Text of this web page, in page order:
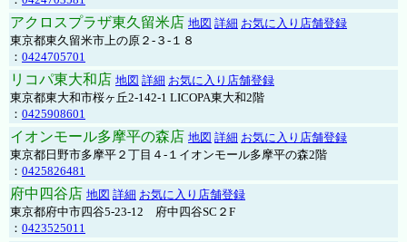
アクロスプラザ東久留米店 地図 詳細 お気に入り店舗登録
東京都東久留米市上の原２-３-１８
： 0424705701
リコパ東大和店 地図 詳細 お気に入り店舗登録
東京都東大和市桜ヶ丘2-142-1 LICOPA東大和2階
： 0425908601
イオンモール多摩平の森店 地図 詳細 お気に入り店舗登録
東京都日野市多摩平２丁目４-１イオンモール多摩平の森2階
： 0425826481
府中四谷店 地図 詳細 お気に入り店舗登録
東京都府中市四谷5-23-12 府中四谷SC２F
： 0423525011